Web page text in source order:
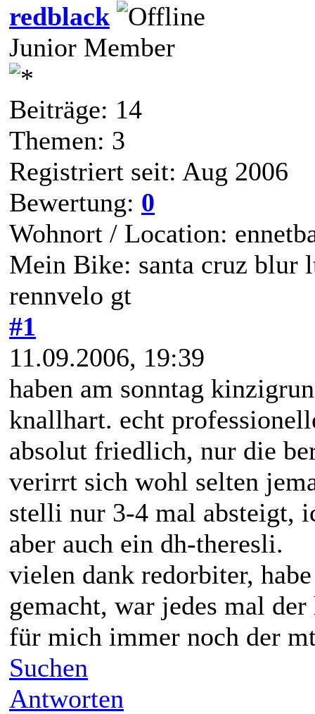
redblack
Junior Member
Beiträge: 14
Themen: 3
Registriert seit: Aug 2006
Bewertung: 0
Wohnort / Location:
Mein Bike: santa cruz blur
rennvelo gt
#1
11.09.2006, 19:39
haben am sonntag
knallhart. echt
absolut friedlich, nur die
verirrt sich wohl selten
stelli nur 3-4 mal absteigt,
aber auch ein dh-theresli.
vielen dank redorbiter,
gemacht, war jedes mal
für mich immer noch der
Suchen
Antworten